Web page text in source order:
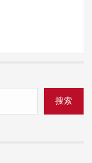
搜索